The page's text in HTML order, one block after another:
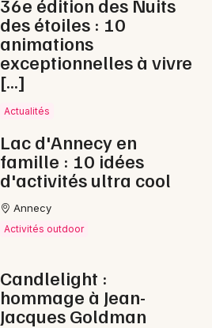
36e édition des Nuits
des étoiles : 10
animations
exceptionnelles à vivre
[…]
Actualités
Lac d'Annecy en
famille : 10 idées
d'activités ultra cool
Annecy
Activités outdoor
Candlelight :
hommage à Jean-
Jacques Goldman